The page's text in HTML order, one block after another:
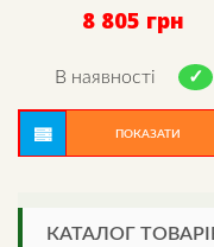
8 805 грн
В наявності
ПОКАЗАТИ
КАТАЛОГ